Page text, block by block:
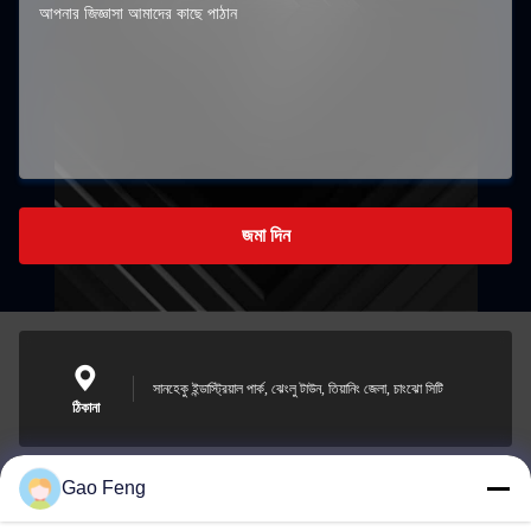
জমা দিন
ঠিকানা
সানহেকু ইন্ডাস্ট্রিয়াল পার্ক, ঝেংলু টাউন, তিয়ানিং জেলা, চাংঝো সিটি
suli@sulidry.com
Gao Feng